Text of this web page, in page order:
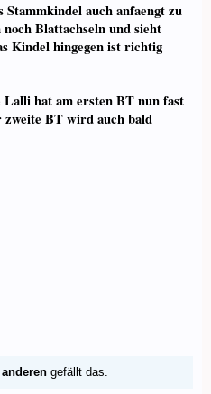
Stammkindel auch anfaengt zu
Blattachseln und sieht
Kindel hingegen ist richtig
Lalli hat am ersten BT nun fast
zweite BT wird auch bald
anderen gefällt das.